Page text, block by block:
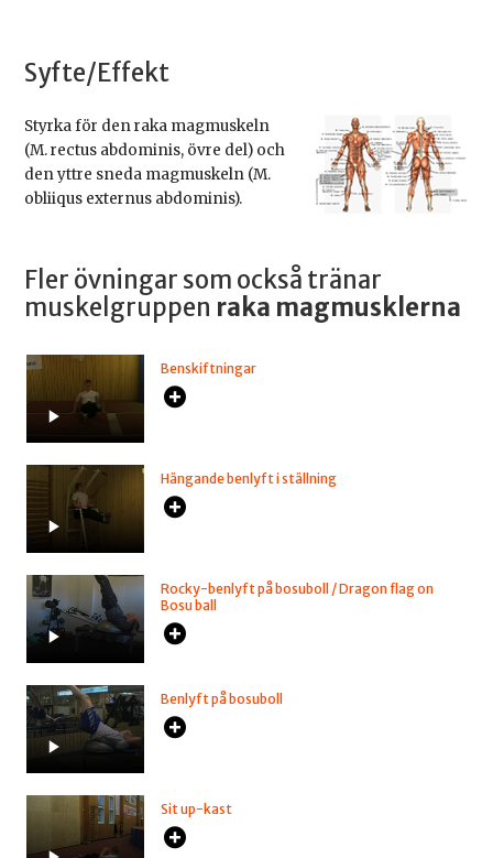
Syfte/Effekt
Styrka för den raka magmuskeln
(M. rectus abdominis, övre del) och
den yttre sneda magmuskeln (M.
obliiqus externus abdominis).
Fler övningar som också tränar
muskelgruppen raka magmusklerna
Benskiftningar
Hängande benlyft i ställning
Rocky-benlyft på bosuboll / Dragon flag on
Bosu ball
Benlyft på bosuboll
Sit up-kast